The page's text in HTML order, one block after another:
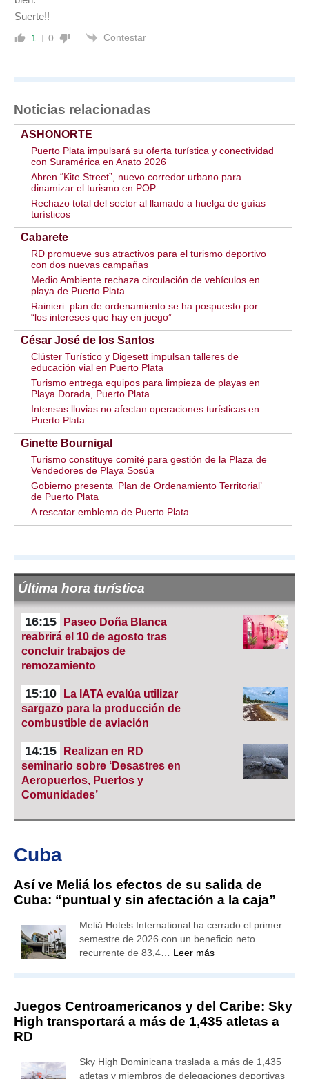
Suerte!!
1 0 Contestar
Noticias relacionadas
ASHONORTE
Puerto Plata impulsará su oferta turística y conectividad
con Suramérica en Anato 2026
Abren “Kite Street”, nuevo corredor urbano para
dinamizar el turismo en POP
Rechazo total del sector al llamado a huelga de guías
turísticos
Cabarete
RD promueve sus atractivos para el turismo deportivo
con dos nuevas campañas
Medio Ambiente rechaza circulación de vehículos en
playa de Puerto Plata
Rainieri: plan de ordenamiento se ha pospuesto por
“los intereses que hay en juego”
César José de los Santos
Clúster Turístico y Digesett impulsan talleres de
educación vial en Puerto Plata
Turismo entrega equipos para limpieza de playas en
Playa Dorada, Puerto Plata
Intensas lluvias no afectan operaciones turísticas en
Puerto Plata
Ginette Bournigal
Turismo constituye comité para gestión de la Plaza de
Vendedores de Playa Sosúa
Gobierno presenta ‘Plan de Ordenamiento Territorial’
de Puerto Plata
A rescatar emblema de Puerto Plata
Última hora turística
16:15
Paseo Doña Blanca
reabrirá el 10 de agosto tras
concluir trabajos de
remozamiento
15:10
La IATA evalúa utilizar
sargazo para la producción de
combustible de aviación
14:15
Realizan en RD
seminario sobre ‘Desastres en
Aeropuertos, Puertos y
Comunidades’
Cuba
Así ve Meliá los efectos de su salida de
Cuba: “puntual y sin afectación a la caja”
Meliá Hotels International ha cerrado el primer
semestre de 2026 con un beneficio neto
recurrente de 83,4… Leer más
Juegos Centroamericanos y del Caribe: Sky
High transportará a más de 1,435 atletas a
RD
Sky High Dominicana traslada a más de 1,435
atletas y miembros de delegaciones deportivas